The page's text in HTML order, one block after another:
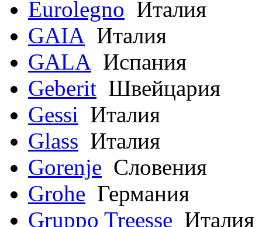
Eurolegno Италия
GAIA Италия
GALA Испания
Geberit Швейцария
Gessi Италия
Glass Италия
Gorenje Словения
Grohe Германия
Gruppo Treesse Италия